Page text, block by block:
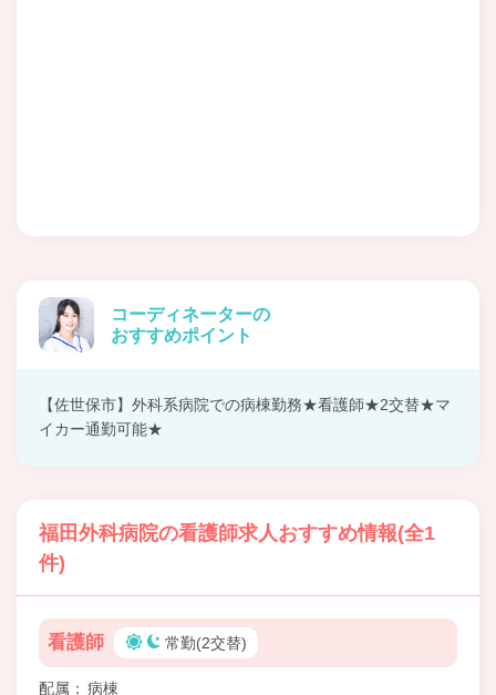
コーディネーターの
おすすめポイント
【佐世保市】外科系病院での病棟勤務★看護師★2交替★マ
イカー通勤可能★
福田外科病院の看護師求人おすすめ情報(全1
件)
看護師 常勤(2交替)
配属 病棟